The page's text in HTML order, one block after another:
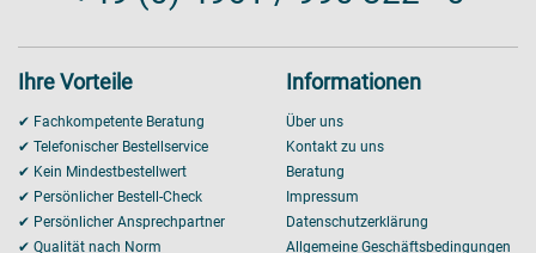
Ihre Vorteile
✔ Fachkompetente Beratung
✔ Telefonischer Bestellservice
✔ Kein Mindestbestellwert
✔ Persönlicher Bestell-Check
✔ Persönlicher Ansprechpartner
✔ Qualität nach Norm
Informationen
Über uns
Kontakt zu uns
Beratung
Impressum
Datenschutzerklärung
Allgemeine Geschäftsbedingungen